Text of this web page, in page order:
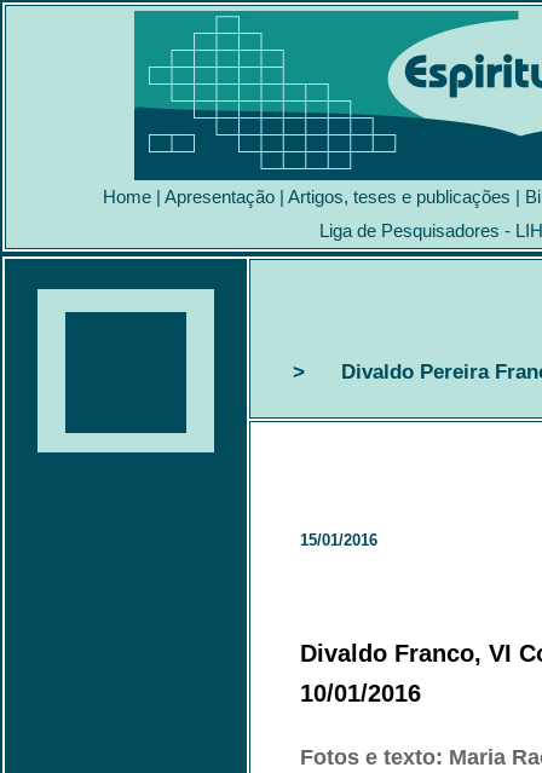
Home | Apresentação | Artigos, teses e publicações |
Liga de Pesquisadores -
> Divaldo Pereira
15/01/2016
Divaldo Franco, VI
10/01/2016
Fotos e texto: Maria